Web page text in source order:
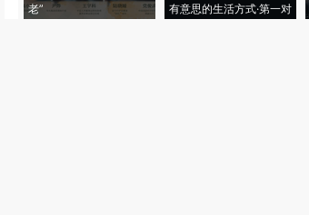
老”
有意思的生活方式·第一对